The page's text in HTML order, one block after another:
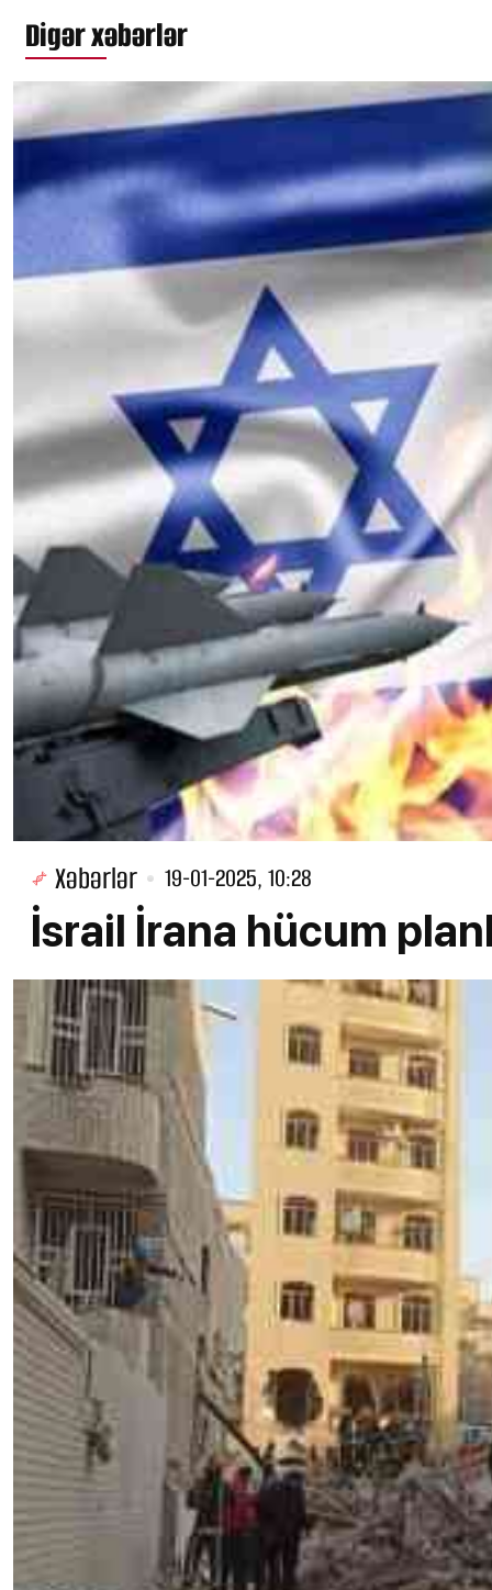
Digər xəbərlər
Xəbərlər 19-01-2025, 10:28
İsrail İrana hücum